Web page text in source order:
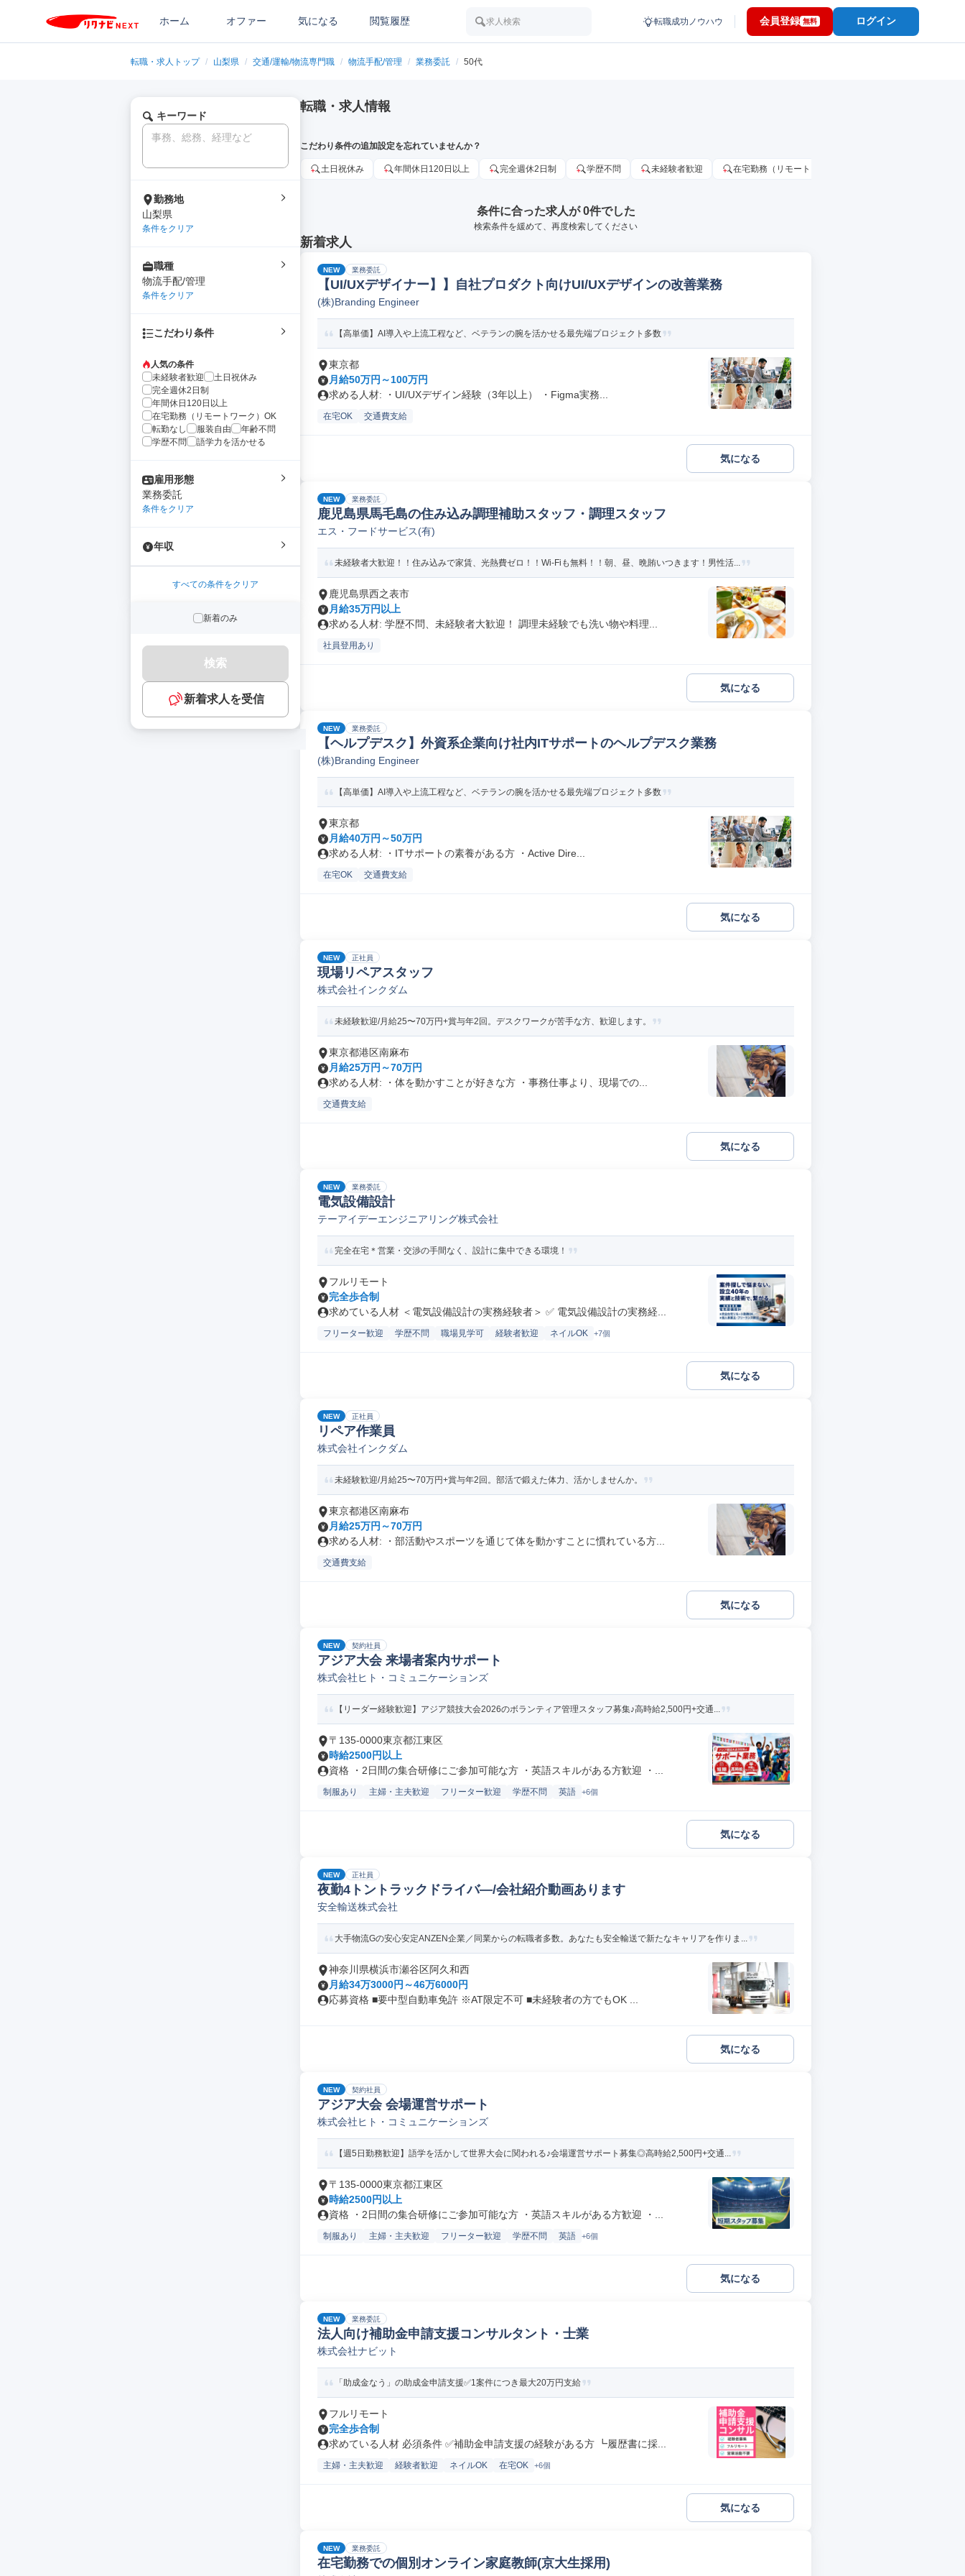
ホーム オファー 気になる 閲覧履歴 求人検索 転職成功ノウハウ 会員登録 無料 ログイン
転職・求人トップ / 山梨県 / 交通/運輸/物流専門職 / 物流手配/管理 / 業務委託 / 50代
キーワード
勤務地
山梨県
条件をクリア
職種
物流手配/管理
条件をクリア
こだわり条件
人気の条件
未経験者歓迎
土日祝休み
完全週休2日制
年間休日120日以上
在宅勤務（リモートワーク）OK
転勤なし
服装自由
年齢不問
学歴不問
語学力を活かせる
雇用形態
業務委託
条件をクリア
年収
すべての条件をクリア
新着のみ
検索
新着求人を受信
転職・求人情報
こだわり条件の追加設定を忘れていませんか？
土日祝休み 年間休日120日以上 完全週休2日制 学歴不問 未経験者歓迎 在宅勤務（リモートワーク）OK
条件に合った求人が 0件でした
検索条件を緩めて、再度検索してください
新着求人
NEW 業務委託
【UI/UXデザイナー】】自社プロダクト向けUI/UXデザインの改善業務
(株)Branding Engineer
【高単価】AI導入や上流工程など、ベテランの腕を活かせる最先端プロジェクト多数
東京都
月給50万円～100万円
求める人材: ・UI/UXデザイン経験（3年以上） ・Figma実務...
在宅OK 交通費支給
気になる
NEW 業務委託
鹿児島県馬毛島の住み込み調理補助スタッフ・調理スタッフ
エス・フードサービス(有)
未経験者大歓迎！！住み込みで家賃、光熱費ゼロ！！Wi-Fiも無料！！朝、昼、晩賄いつきます！男性活...
鹿児島県西之表市
月給35万円以上
求める人材: 学歴不問、未経験者大歓迎！ 調理未経験でも洗い物や料理...
社員登用あり
気になる
NEW 業務委託
【ヘルプデスク】外資系企業向け社内ITサポートのヘルプデスク業務
(株)Branding Engineer
【高単価】AI導入や上流工程など、ベテランの腕を活かせる最先端プロジェクト多数
東京都
月給40万円～50万円
求める人材: ・ITサポートの素養がある方 ・Active Dire...
在宅OK 交通費支給
気になる
NEW 正社員
現場リペアスタッフ
株式会社インクダム
未経験歓迎/月給25〜70万円+賞与年2回。デスクワークが苦手な方、歓迎します。
東京都港区南麻布
月給25万円～70万円
求める人材: ・体を動かすことが好きな方 ・事務仕事より、現場での...
交通費支給
気になる
NEW 業務委託
電気設備設計
テーアイデーエンジニアリング株式会社
完全在宅＊営業・交渉の手間なく、設計に集中できる環境！
フルリモート
完全歩合制
求めている人材 ＜電気設備設計の実務経験者＞ ✅ 電気設備設計の実務経...
フリーター歓迎 学歴不問 職場見学可 経験者歓迎 ネイルOK +7個
気になる
NEW 正社員
リペア作業員
株式会社インクダム
未経験歓迎/月給25〜70万円+賞与年2回。部活で鍛えた体力、活かしませんか。
東京都港区南麻布
月給25万円～70万円
求める人材: ・部活動やスポーツを通じて体を動かすことに慣れている方...
交通費支給
気になる
NEW 契約社員
アジア大会 来場者案内サポート
株式会社ヒト・コミュニケーションズ
【リーダー経験歓迎】アジア競技大会2026のボランティア管理スタッフ募集♪高時給2,500円+交通...
〒135-0000東京都江東区
時給2500円以上
資格 ・2日間の集合研修にご参加可能な方 ・英語スキルがある方歓迎 ・...
制服あり 主婦・主夫歓迎 フリーター歓迎 学歴不問 英語 +6個
気になる
NEW 正社員
夜勤4トントラックドライバ―/会社紹介動画あります
安全輸送株式会社
大手物流Gの安心安定ANZEN企業／同業からの転職者多数。あなたも安全輸送で新たなキャリアを作りま...
神奈川県横浜市瀬谷区阿久和西
月給34万3000円～46万6000円
応募資格 ■要中型自動車免許 ※AT限定不可 ■未経験者の方でもOK ...
気になる
NEW 契約社員
アジア大会 会場運営サポート
株式会社ヒト・コミュニケーションズ
【週5日勤務歓迎】語学を活かして世界大会に関われる♪会場運営サポート募集◎高時給2,500円+交通...
〒135-0000東京都江東区
時給2500円以上
資格 ・2日間の集合研修にご参加可能な方 ・英語スキルがある方歓迎 ・...
制服あり 主婦・主夫歓迎 フリーター歓迎 学歴不問 英語 +6個
気になる
NEW 業務委託
法人向け補助金申請支援コンサルタント・士業
株式会社ナビット
「助成金なう」の助成金申請支援✅1案件につき最大20万円支給
フルリモート
完全歩合制
求めている人材 必須条件 ✅補助金申請支援の経験がある方 ┗履歴書に採...
主婦・主夫歓迎 経験者歓迎 ネイルOK 在宅OK +6個
気になる
NEW 業務委託
在宅勤務での個別オンライン家庭教師(京大生採用)